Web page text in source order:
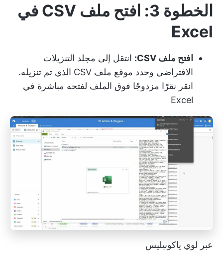
الخطوة 3: افتح ملف CSV في
Excel
افتح ملف CSV:
انتقل إلى مجلد التنزيلات
الافتراضي وحدد موقع ملف CSV الذي تم تنزيله.
انقر نقرًا مزدوجًا فوق الملف لفتحه مباشرة في
Excel
عبر لوي ياكوبيليس